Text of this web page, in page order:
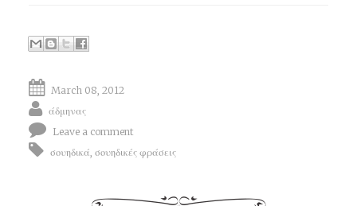
March 08, 2012
άδμηνας
Leave a comment
σουηδικά σουηδικές φράσεις